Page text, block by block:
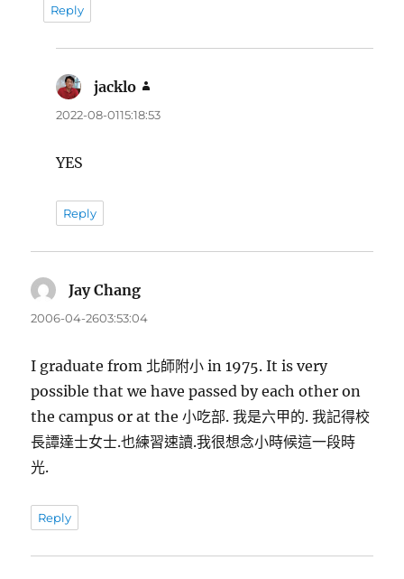
Reply
jacklo
示:
2022-08-0115:18:53
YES
Reply
Jay Chang
示:
2006-04-2603:53:04
I graduate from 北師附小 in 1975. It is very
possible that we have passed by each other on
the campus or at the 小吃部. 我是六甲的. 我記得校
長譚達士女士.也練習速讀.我很想念小時候這一段時
光.
Reply